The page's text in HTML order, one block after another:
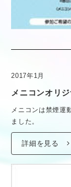
2017年1月
メニコンオリ
メニコンは禁煙運
ました。
詳細を見る